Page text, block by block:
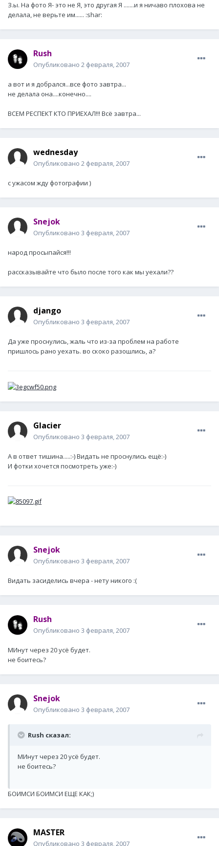
З.ы. На фото Я- это не Я, это другая Я .......и я ничаво плохова не
делала, не верьте им...... :shar:
Rush
Опубликовано 2 февраля, 2007
а вот и я добрался...все фото завтра...
не делала она....конечно....
ВСЕМ РЕСПЕКТ КТО ПРИЕХАЛ!!! Всё завтра...
wednesday
Опубликовано 2 февраля, 2007
с ужасом жду фотографии )
Snejok
Опубликовано 3 февраля, 2007
народ просыпайся!!!
рассказывайте что было после того как мы уехали??
django
Опубликовано 3 февраля, 2007
Да уже проснулись, жаль что из-за проблем на работе
пришлось рано уехать. во скоко разошлись, а?
Glacier
Опубликовано 3 февраля, 2007
А в ответ тишина.....:-) Видать не проснулись ещё:-)
И фотки хочется посмотреть уже:-)
Snejok
Опубликовано 3 февраля, 2007
Видать засиделись вчера - нету никого :(
Rush
Опубликовано 3 февраля, 2007
МИнут через 20 усё будет.
не боитесь?
Snejok
Опубликовано 3 февраля, 2007
Rush сказал:
МИнут через 20 усё будет.
не боитесь?
БОИМСИ БОИМСИ ЕЩЕ КАК;)
MASTER
Опубликовано 3 февраля, 2007